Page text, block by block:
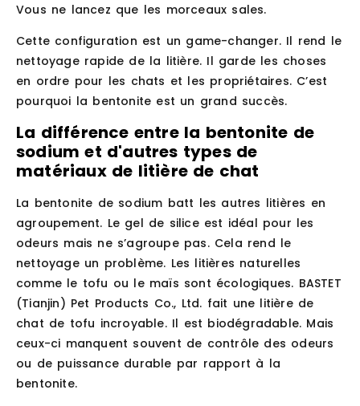
Vous ne lancez que les morceaux sales.
Cette configuration est un game-changer. Il rend le
nettoyage rapide de la litière. Il garde les choses
en ordre pour les chats et les propriétaires. C’est
pourquoi la bentonite est un grand succès.
La différence entre la bentonite de
sodium et d'autres types de
matériaux de litière de chat
La bentonite de sodium batt les autres litières en
agroupement. Le gel de silice est idéal pour les
odeurs mais ne s’agroupe pas. Cela rend le
nettoyage un problème. Les litières naturelles
comme le tofu ou le maïs sont écologiques. BASTET
(Tianjin) Pet Products Co., Ltd. fait une litière de
chat de tofu incroyable. Il est biodégradable. Mais
ceux-ci manquent souvent de contrôle des odeurs
ou de puissance durable par rapport à la
bentonite.